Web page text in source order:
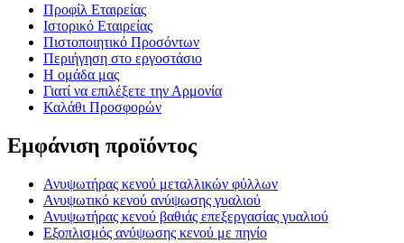
Προφίλ Εταιρείας
Ιστορικό Εταιρείας
Πιστοποιητικό Προσόντων
Περιήγηση στο εργοστάσιο
Η ομάδα μας
Γιατί να επιλέξετε την Αρμονία
Καλάθι Προσφορών
Εμφάνιση προϊόντος
Ανυψωτήρας κενού μεταλλικών φύλλων
Ανυψωτικό κενού ανύψωσης γυαλιού
Ανυψωτήρας κενού βαθιάς επεξεργασίας γυαλιού
Εξοπλισμός ανύψωσης κενού με πηνίο